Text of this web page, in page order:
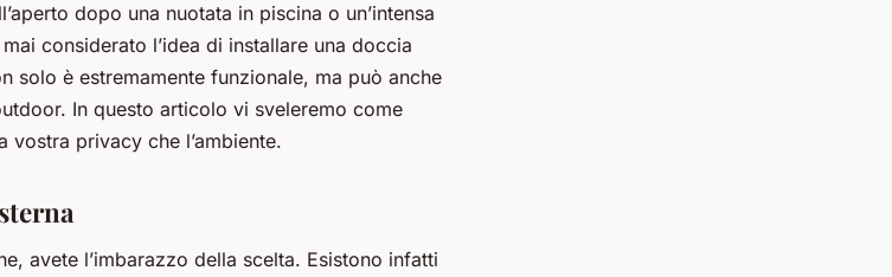
dopo una nuotata in piscina o un’intensa
considerato l’idea di installare una doccia
solo è estremamente funzionale, ma può anche
In questo articolo vi sveleremo come
vostra privacy che l’ambiente.
avete l’imbarazzo della scelta. Esistono infatti